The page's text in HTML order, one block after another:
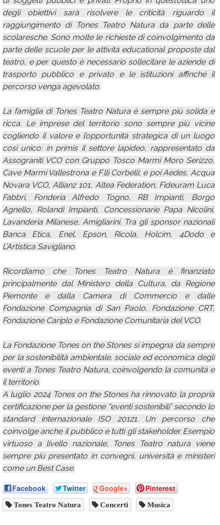
degli obiettivi sarà risolvere le criticità riguardo il
raggiungimento di Tones Teatro Natura da parte delle
scolaresche. Sono molte le richieste di coinvolgimento da
parte delle scuole per le attività educational proposte dal
teatro, e per questo è necessario sollecitare le aziende di
trasporto pubblico e privato e le istituzioni affinché il
percorso venga agevolato.
La famiglia di Tones Teatro Natura è sempre più solida e
ricca. Le imprese del territorio sono sempre più vicine
cogliendo il valore e l’opportunità strategica di un luogo
così unico: in primis il settore lapideo, rappresentato da
Assograniti VCO con Gruppo Tosco Marmi Moro Serizzo,
Cave Marmi Vallestrona e F.lli Corbelli; e poi Aedes, Acqua
Novara VCO, Allianz 101, Altea Federation, Fideuram Luca
Fabbri, Fonderia Alfredo Togno, RB Impianti, Borgo
Agnello, Rolandi Impianti, Concessionarie Papa Nicolini,
Lavanderia Milanese, Amigliarini. Tra gli sponsor nazionali
Banca Etica, Enel, Epson, Ricola, Holcim, 4Dodo e
L’Artistica Savigliano.
Ricordiamo che Tones Teatro Natura è finanziato
principalmente dal Ministero della Cultura, da Regione
Piemonte e dalla Camera di Commercio e dalle
Fondazione Compagnia di San Paolo, Fondazione CRT,
Fondazione Cariplo e Fondazione Comunitaria del VCO.
La Fondazione Tones on the Stones si impegna da sempre
per la sostenibilità ambientale, sociale ed economica degli
eventi a Tones Teatro Natura, coinvolgendo la comunità e
il territorio.
A luglio 2024 Tones on the Stones ha rinnovato la propria
certificazione per la gestione “eventi sostenibili” secondo lo
standard internazionale ISO 20121. Un percorso che
coinvolge anche il pubblico e tutti gli stakeholder. Esempio
virtuoso a livello nazionale, Tones Teatro natura viene
sempre più presentato in convegni, università e ministeri
come un Best Case.
Facebook Twitter Google+ Pinterest
Tones Teatro Natura Concerti Musica